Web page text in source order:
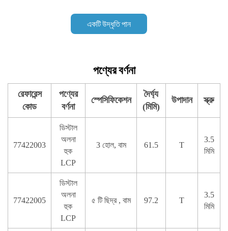
একটি উদ্ধৃতি পান
পণ্যের বর্ণনা
রেফারেন্স
কোড
পণ্যের
বর্ণনা
স্পেসিফিকেশন
দৈর্ঘ্য
(মিমি)
উপাদান স্ক্রু
77422003
ডিস্টাল
অলনা
হুক
LCP
3 হোল, বাম 61.5 T
3.5
মিমি
77422005
ডিস্টাল
অলনা
হুক
LCP
৫ টি ছিদ্র , বাম 97.2 T
3.5
মিমি